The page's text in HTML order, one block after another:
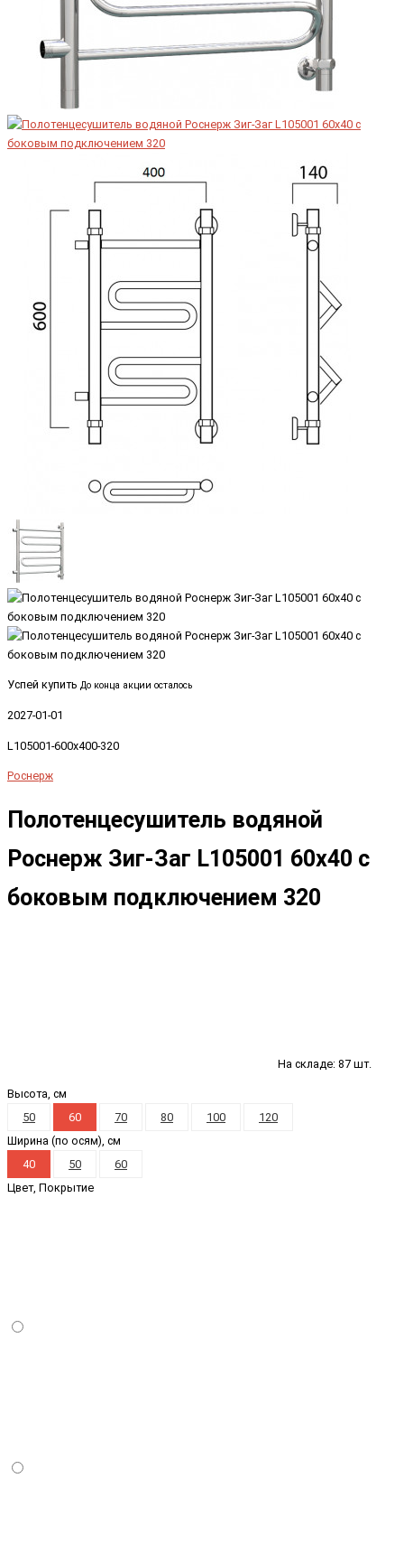
Успей купить До конца акции осталось
2027-01-01
L105001-600x400-320
Роснерж
Полотенцесушитель водяной
Роснерж Зиг-Заг L105001 60x40 с
боковым подключением 320
На складе: 87 шт.
Высота, см
50
60 70 80 100
120
Ширина (по осям), см
40
50
60
Цвет, Покрытие